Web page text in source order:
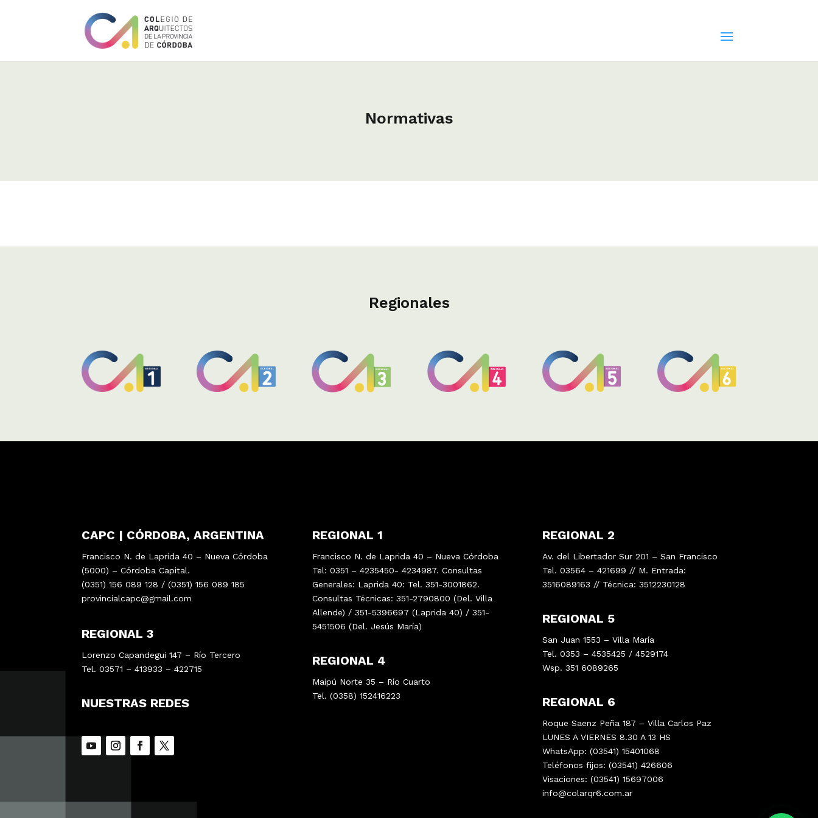
Normativas
Regionales
CAPC | CÓRDOBA, ARGENTINA
Francisco N. de Laprida 40 – Nueva Córdoba
(5000) – Córdoba Capital.
(0351) 156 089 128 / (0351) 156 089 185
provincialcapc@gmail.com
REGIONAL 3
Lorenzo Capandegui 147 – Río Tercero
Tel. 03571 – 413933 – 422715
NUESTRAS REDES
REGIONAL 1
Francisco N. de Laprida 40 – Nueva Córdoba
Tel: 0351 – 4235450- 4234987. Consultas
Generales: Laprida 40: Tel. 351-3001862.
Consultas Técnicas: 351-2790800 (Del. Villa
Allende) / 351-5396697 (Laprida 40) / 351-
5451506 (Del. Jesús María)
REGIONAL 4
Maipú Norte 35 – Río Cuarto
Tel. (0358) 152416223
REGIONAL 2
Av. del Libertador Sur 201 – San Francisco
Tel. 03564 – 421699 // M. Entrada:
3516089163 // Técnica: 3512230128
REGIONAL 5
San Juan 1553 – Villa María
Tel. 0353 – 4535425 / 4529174
Wsp. 351 6089265
REGIONAL 6
Roque Saenz Peña 187 – Villa Carlos Paz
LUNES A VIERNES 8.30 A 13 HS
WhatsApp: (03541) 15401068
Teléfonos fijos: (03541) 426606
Visaciones: (03541) 15697006
info@colarqr6.com.ar